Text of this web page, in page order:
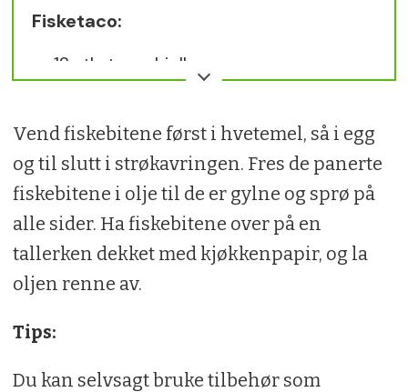
Fisketaco:
12 stk. tacoskjell
3 ts tacokrydder
2 ss smør
1 stk. mango
1 boks mais
0,5 stk rødløk
1 stk. chili
1 pose ruccula
Vend fiskebitene først i hvetemel, så i egg
og til slutt i strøkavringen. Fres de panerte
fiskebitene i olje til de er gylne og sprø på
alle sider. Ha fiskebitene over på en
tallerken dekket med kjøkkenpapir, og la
oljen renne av.
Tips:
Du kan selvsagt bruke tilbehør som